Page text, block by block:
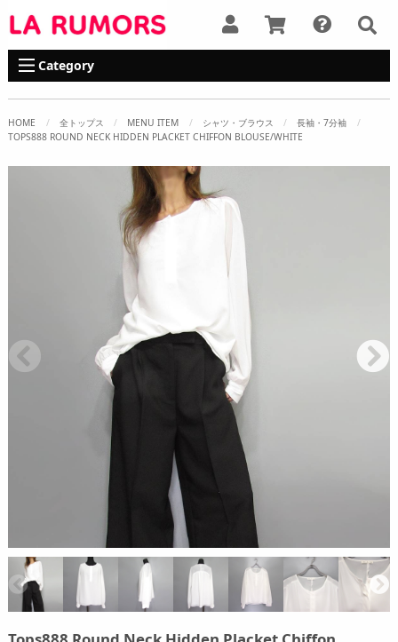
Category
HOME 全トップス MENU ITEM シャツ・ブラウス
長袖・7分袖
TOPS888 ROUND NECK HIDDEN PLACKET CHIFFON BLOUSE/WHITE